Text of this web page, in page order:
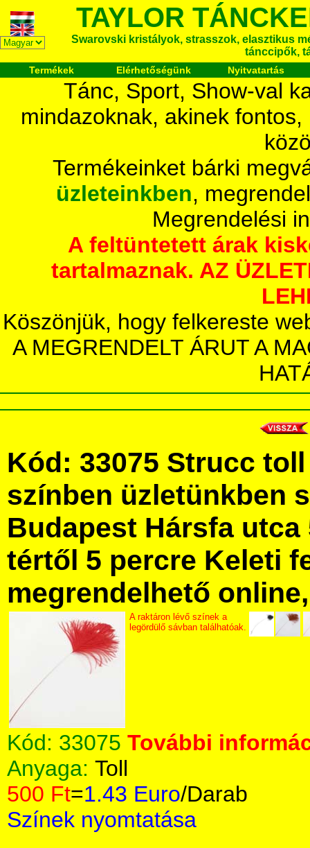
TAYLOR
Swarovski kristályok, strasszok, elasztikus
tánccipők,
Termékek Elérhetőségünk Nyitvatartás
Tánc, Sport, Show-val
mindazoknak, akinek
Termékeinket bárki
üzleteinkben,
Megrendelési
A feltüntetett árak
tartalmaznak. AZ
Köszönjük, hogy felkereste
A MEGRENDELT ÁRUT A
Kód: 33075 Strucc
színben üzletünkben
Budapest Hársfa utca
tértől 5 percre Keleti
megrendelhető
A raktáron lévő színek a
legördülő sávban találhatóak.
Kód: 33075 További
Anyaga: Toll
500 Ft=1.43 Euro/Darab
Színek nyomtatása